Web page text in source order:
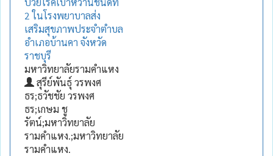
2 ในโรงพยาบาลส่ง
เสริมสุขภาพประจำตำบล
อำเภอบ้านคา จังหวัด
ราชบุรี
มหาวิทยาลัยรามคำแหง
สุรีย์พันธุ์ วรพงศ
ธร;ธวัชชัย วรพงศ
ธร;เกษม ชู
รัตน์;มหาวิทยาลัย
รามคำแหง.;มหาวิทยาลัย
รามคำแหง.